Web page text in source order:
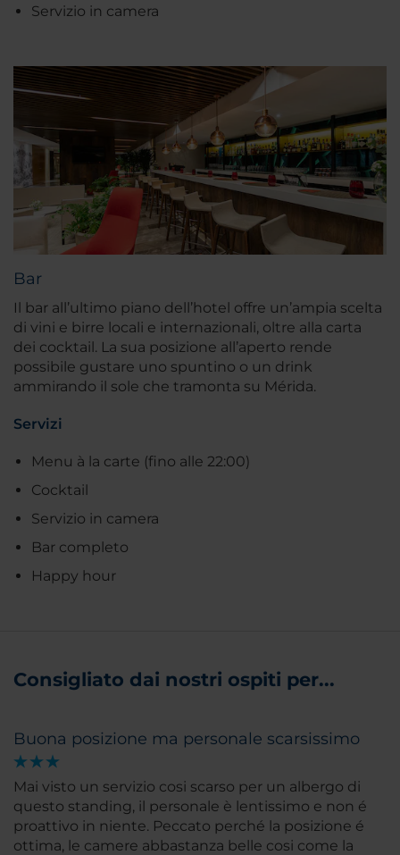
Servizio in camera
Bar
Il bar all’ultimo piano dell’hotel offre un’ampia scelta
di vini e birre locali e internazionali, oltre alla carta
dei cocktail. La sua posizione all’aperto rende
possibile gustare uno spuntino o un drink
ammirando il sole che tramonta su Mérida.
Servizi
Menu à la carte (fino alle 22:00)
Cocktail
Servizio in camera
Bar completo
Happy hour
Consigliato dai nostri ospiti per...
Buona posizione ma personale scarsissimo
Mai visto un servizio cosi scarso per un albergo di
questo standing, il personale è lentissimo e non é
proattivo in niente. Peccato perché la posizione é
ottima, le camere abbastanza belle cosi come la